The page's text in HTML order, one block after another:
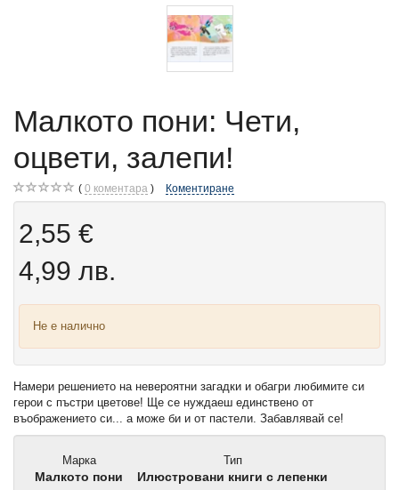
Малкото пони: Чети,
оцвети, залепи!
0 коментара Коментиране
2,55 €
4,99 лв.
Не е налично
Намери решението на невероятни загадки и обагри любимите си
герои с пъстри цветове! Ще се нуждаеш единствено от
въображението си... а може би и от пастели. Забавлявай се!
Марка
Малкото пони
Тип
Илюстровани книги с лепенки